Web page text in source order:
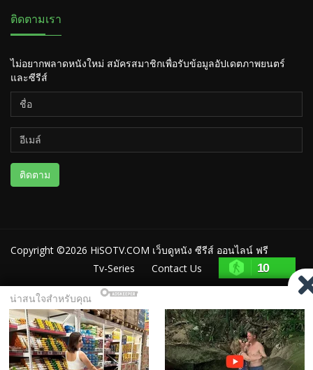
ติดตามเรา
ไม่อยากพลาดหนังใหม่ สมัครสมาชิกเพื่อรับข้อมูลอัปเดตภาพยนตร์
และซีรีส์
ติดตาม
Copyright ©2026 HiSOTV.COM เว็บดูหนัง ซีรีส์ ออนไลน์ ฟรี
Tv-Series
Contact Us 10